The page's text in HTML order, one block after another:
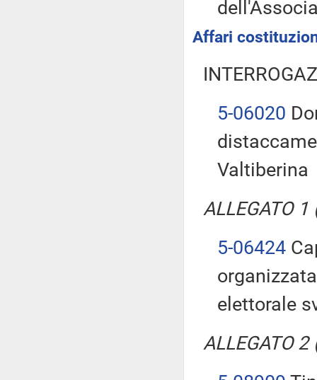
Affari
5-06020
Valtiberina
ALLEGATO
5-06424
elettorale
ALLEGATO